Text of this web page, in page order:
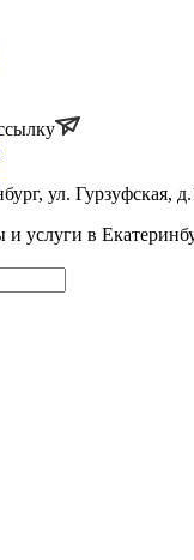
ул. Гурзуфская,
услуги в